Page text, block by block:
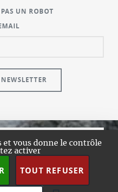
et vous donne le contrôle
activer
TOUT REFUSER
PAS UN ROBOT
DU SITE